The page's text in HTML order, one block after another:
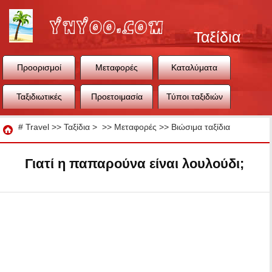
Ταξίδια
Προορισμοί Μεταφορές Καταλύματα
Ταξιδιωτικές Προετοιμασία Τύποι ταξιδιών
Ταξίδια
# Travel >> Ταξίδια > >> Μεταφορές >> Βιώσιμα ταξίδια
Γιατί η παπαρούνα είναι λουλούδι;